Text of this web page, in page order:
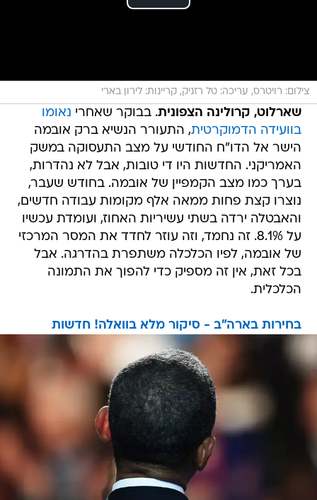
צילום: רויטרס, עריכה: טל רזניק, קריינות: לירון בארי
שארלוט, קרולינה הצפונית. בבוקר שאחרי נאומו
בוועידה הדמוקרטית, התעורר הנשיא ברק אובמה
הישר אל הדו"ח החודשי על מצב התעסוקה במשק
האמריקני. החדשות היו די טובות, אבל לא נהדרות,
בערך כמו מצב הקמפיין של אובמה. בחודש שעבר,
נוצרו קצת פחות ממאה אלף מקומות עבודה חדשים,
והאבטלה ירדה בשתי עשיריות האחוז, ועומדת עכשיו
על 8.1%. זה נחמד, וזה עוזר לחדד את המסר המרכזי
של אובמה, לפיו הכלכלה משתפרת בהדרגה. אבל
בכל זאת, אין זה מספיק כדי להפוך את התמונה
הכלכלית.
בחירות בארה"ב - סיקור מלא בוואלה! חדשות